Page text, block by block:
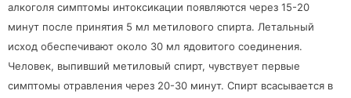
алкоголя симптомы интоксикации появляются через 15-20
минут после принятия 5 мл метилового спирта. Летальный
исход обеспечивают около 30 мл ядовитого соединения.
Человек, выпивший метиловый спирт, чувствует первые
симптомы отравления через 20-30 минут. Спирт всасывается в